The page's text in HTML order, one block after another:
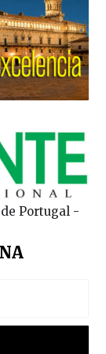
Portugal -